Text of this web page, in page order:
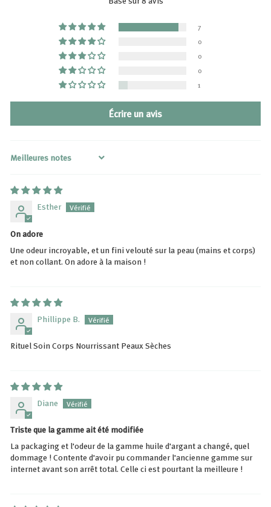
7
0
0
0
1
Écrire un avis
Sort by
Esther
On adore
Une odeur incroyable, et un fini velouté sur la peau (mains et corps)
et non collant. On adore à la maison !
Phillippe B.
Rituel Soin Corps Nourrissant Peaux Sèches
Diane
Triste que la gamme ait été modifiée
La packaging et l'odeur de la gamme huile d'argant a changé, quel
dommage ! Contente d'avoir pu commander l'ancienne gamme sur
internet avant son arrêt total. Celle ci est pourtant la meilleure !